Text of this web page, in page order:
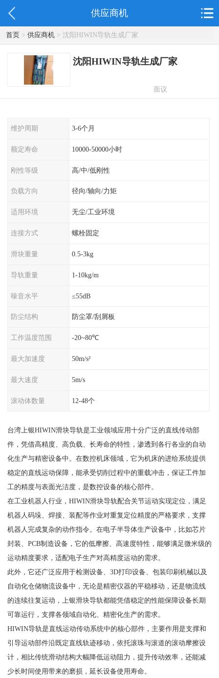
供应商机
首页> 供应商机> 沈阳HIWIN导轨生成厂家
沈阳HIWIN导轨生成厂家
面议
维护周期 3-6个月
额定寿命 10000-50000小时
刚性等级 高/中/低刚性
负载方向 径向/轴向/力矩
适用环境 无尘/工业环境
连接方式 螺栓固定
滑块重量 0.5-3kg
导轨重量 1-10kg/m
噪音水平 ≤55dB
防尘结构 防尘罩/刮屑板
工作温度范围 -20~80℃
最大加速度 50m/s²
最大速度 5m/s
滚动体数量 12-48个
台湾上银HIWIN滑块导轨是工业领域应用十分广泛的直线传动部
件，凭借高精度、高负载、长寿命的特性，渗透到各行各业的自动
化生产与精密设备中。在数控机床领域，它为机床的进给系统提供
稳定的直线运动保障，能承受切削过程中的重载冲击，保证工件加
工的精度与表面光洁度，是数控设备的核心部件。
在工业机器人行业，HIWIN滑块导轨配合关节运动实现定位，满足
机器人码垛、焊接、装配等作业对重复定位精度的严格要求，支撑
机器人完成复杂的动作指令。在电子半导体生产设备中，比如芯片
封装、PCB制造设备，它的低摩擦、高速度特性，能够满足微米级的
运动精度要求，适配电子生产对高精度运动的需求。
此外，它还广泛应用于检测设备、3D打印设备、包装印刷机械以及
自动化仓储物流设备中，无论是精密仪器的平稳移动，还是物流线
的连续往复运动，上银滑块导轨都能凭借稳定的性能保障设备长期
可靠运行，支撑各领域自动化、精密化生产的需求。
HIWIN导轨是直线运动传动系统中的核心部件，主要作用是支撑和
引导运动部件沿既定直线轨迹移动，依托滚珠与滚道的滚动摩擦设
计，相比传统滑动结构大幅降低运动阻力，提升传动效率，还能减
少长时间使用带来的磨损，延长设备使用寿命。